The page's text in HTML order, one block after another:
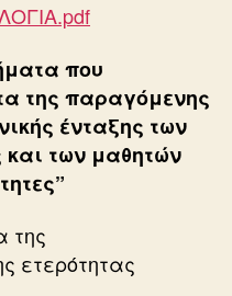
που
της παραγόμενης
ένταξης των
των μαθητών
της
ετερότητας